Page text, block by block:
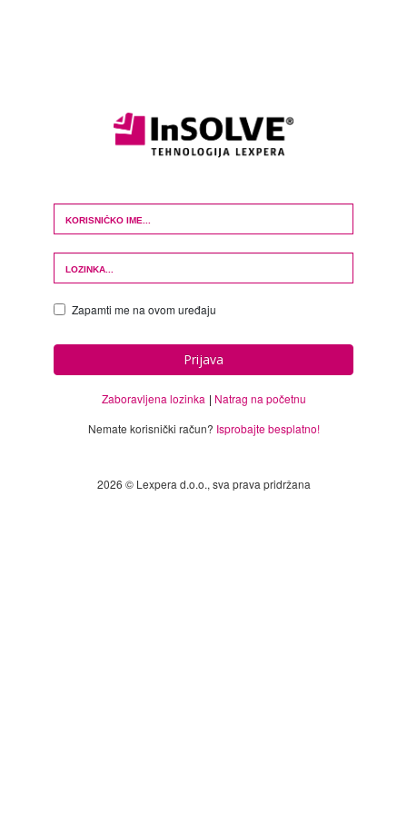
Login Form
Zapamti me na ovom uređaju
Prijava
Zaboravljena lozinka
Natrag na početnu
Nemate korisnički račun? Isprobajte besplatno!
2026 © Lexpera d.o.o., sva prava pridržana